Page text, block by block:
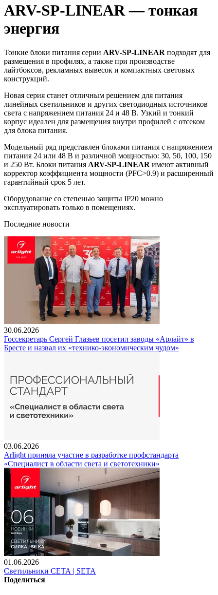
ARV-SP-LINEAR — тонкая
энергия
Тонкие блоки питания серии ARV-SP-LINEAR подходят для
размещения в профилях, а также при производстве
лайтбоксов, рекламных вывесок и компактных световых
конструкций.
Новая серия станет отличным решением для питания
линейных светильников и других светодиодных источников
света с напряжением питания 24 и 48 В. Узкий и тонкий
корпус идеален для размещения внутри профилей с отсеком
для блока питания.
Модельный ряд представлен блоками питания с напряжением
питания 24 или 48 В и различной мощностью: 30, 50, 100, 150
и 250 Вт. Блоки питания ARV-SP-LINEAR имеют активный
корректор коэффициента мощности (PFC>0.9) и расширенный
гарантийный срок 5 лет.
Оборудование со степенью защиты IP20 можно
эксплуатировать только в помещениях.
Последние новости
30.06.2026
Госсекретарь Сергей Глазьев посетил заводы «Арлайт» в
Бресте и назвал их «технико-экономическим чудом»
03.06.2026
Arlight приняла участие в разработке профстандарта
«Специалист в области света и светотехники»
01.06.2026
Светильники СЕТА | SETA
Поделиться